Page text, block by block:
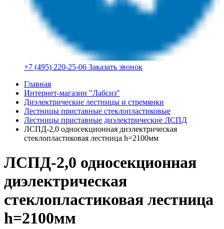
+7 (495) 220-25-06 Заказать звонок
Главная
Интернет-магазин "Лабсиз"
Диэлектрические лестницы и стремянки
Лестницы приставные стеклопластиковые
Лестницы приставные диэлектрические ЛСПД
ЛСПД-2,0 односекционная диэлектрическая
стеклопластиковая лестница h=2100мм
ЛСПД-2,0 односекционная
диэлектрическая
стеклопластиковая лестница
h=2100мм